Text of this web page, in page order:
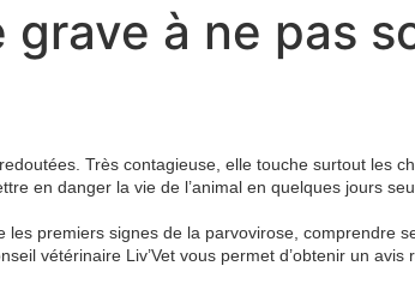
grave à ne pas
Très contagieuse, elle touche surtout les
en danger la vie de l’animal en quelques jours
premiers signes de la parvovirose, comprendre
vétérinaire Liv’Vet vous permet d’obtenir un